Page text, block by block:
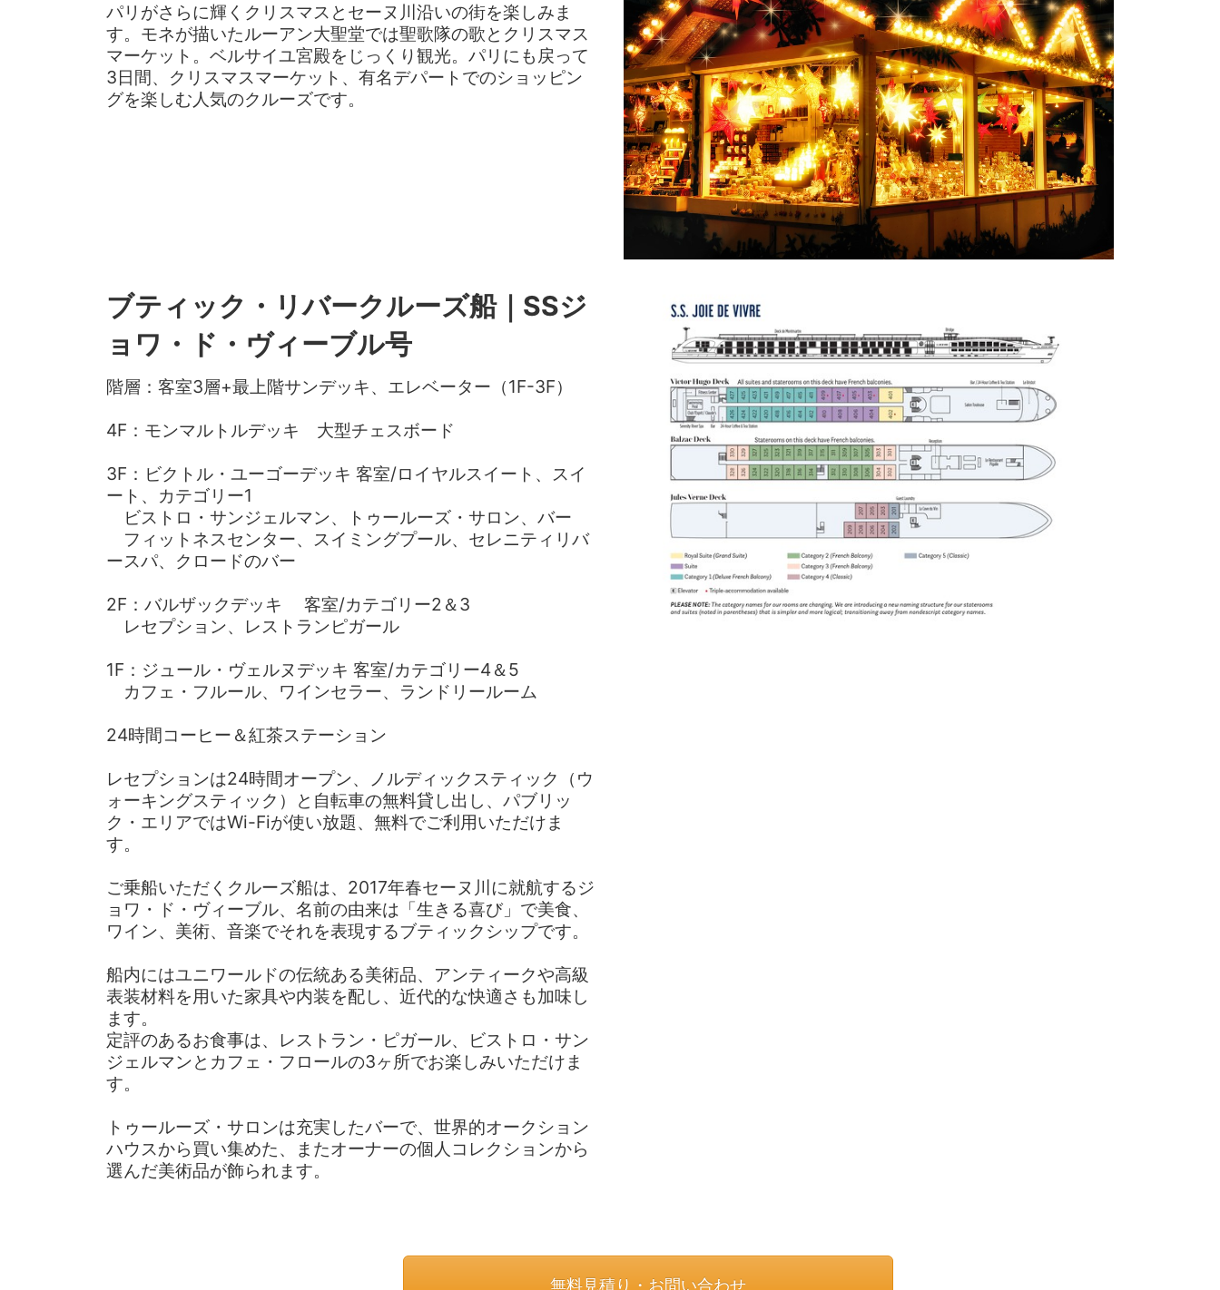
パリがさらに輝くクリスマスとセーヌ川沿いの街を楽しみま
す。モネが描いたルーアン大聖堂では聖歌隊の歌とクリスマス
マーケット。ベルサイユ宮殿をじっくり観光。パリにも戻って
3日間、クリスマスマーケット、有名デパートでのショッピン
グを楽しむ人気のクルーズです。
ブティック・リバークルーズ船｜SSジ
ョワ・ド・ヴィーブル号
階層：客室3層+最上階サンデッキ、エレベーター（1F-3F）
4F：モンマルトルデッキ 大型チェスボード
3F：ビクトル・ユーゴーデッキ 客室/ロイヤルスイート、スイ
ート、カテゴリー1
ビストロ・サンジェルマン、トゥールーズ・サロン、バー
フィットネスセンター、スイミングプール、セレニティリバ
ースパ、クロードのバー
2F：バルザックデッキ 客室/カテゴリー2＆3
レセプション、レストランピガール
1F：ジュール・ヴェルヌデッキ 客室/カテゴリー4＆5
カフェ・フルール、ワインセラー、ランドリールーム
24時間コーヒー＆紅茶ステーション
レセプションは24時間オープン、ノルディックスティック（ウ
ォーキングスティック）と自転車の無料貸し出し、パブリッ
ク・エリアではWi-Fiが使い放題、無料でご利用いただけま
す。
ご乗船いただくクルーズ船は、2017年春セーヌ川に就航するジ
ョワ・ド・ヴィーブル、名前の由来は「生きる喜び」で美食、
ワイン、美術、音楽でそれを表現するブティックシップです。
船内にはユニワールドの伝統ある美術品、アンティークや高級
表装材料を用いた家具や内装を配し、近代的な快適さも加味し
ます。
定評のあるお食事は、レストラン・ピガール、ビストロ・サン
ジェルマンとカフェ・フロールの3ヶ所でお楽しみいただけま
す。
トゥールーズ・サロンは充実したバーで、世界的オークション
ハウスから買い集めた、またオーナーの個人コレクションから
選んだ美術品が飾られます。
無料見積り・お問い合わせ